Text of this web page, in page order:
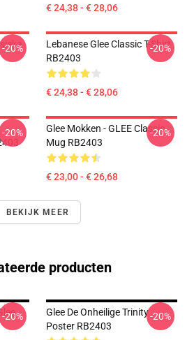
€ 24,38 - € 28,06
-20%
Lebanese Glee Classic T-Shirt
RB2403
€ 24,38 - € 28,06
-20%
-20%
Glee Mokken - GLEE Classic
Mug RB2403
€ 23,00 - € 26,68
-20%
BEKIJK MEER
producten
-20%
Glee De Onheilige Trinity
Poster RB2403
-20%